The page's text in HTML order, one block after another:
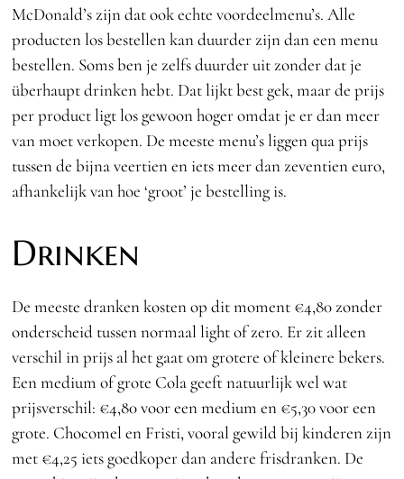
McDonald’s zijn dat ook echte voordeelmenu’s. Alle
producten los bestellen kan duurder zijn dan een menu
bestellen. Soms ben je zelfs duurder uit zonder dat je
überhaupt drinken hebt. Dat lijkt best gek, maar de prijs
per product ligt los gewoon hoger omdat je er dan meer
van moet verkopen. De meeste menu’s liggen qua prijs
tussen de bijna veertien en iets meer dan zeventien euro,
afhankelijk van hoe ‘groot’ je bestelling is.
Drinken
De meeste dranken kosten op dit moment €4,80 zonder
onderscheid tussen normaal light of zero. Er zit alleen
verschil in prijs al het gaat om grotere of kleinere bekers.
Een medium of grote Cola geeft natuurlijk wel wat
prijsverschil: €4,80 voor een medium en €5,30 voor een
grote. Chocomel en Fristi, vooral gewild bij kinderen zijn
met €4,25 iets goedkoper dan andere frisdranken. De